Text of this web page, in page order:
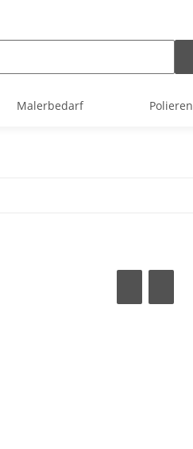
Malerbedarf Polieren